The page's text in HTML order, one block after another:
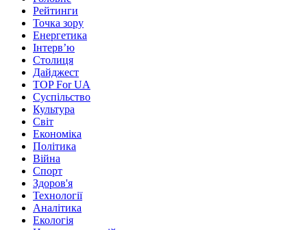
Рейтинги
Точка зору
Енергетика
Інтерв’ю
Столиця
Дайджест
TOP For UA
Суспiльство
Культура
Світ
Економіка
Політика
Війна
Спорт
Здоров'я
Технології
Аналітика
Екологія